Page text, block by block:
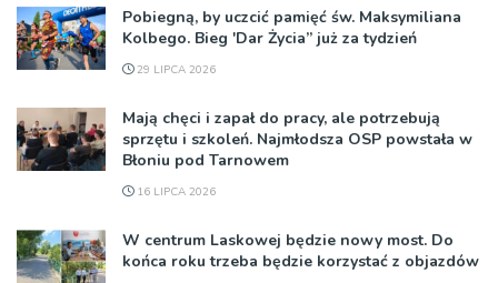
Pobiegną, by uczcić pamięć św. Maksymiliana
Kolbego. Bieg 'Dar Życia” już za tydzień
29 LIPCA 2026
Mają chęci i zapał do pracy, ale potrzebują
sprzętu i szkoleń. Najmłodsza OSP powstała w
Błoniu pod Tarnowem
16 LIPCA 2026
W centrum Laskowej będzie nowy most. Do
końca roku trzeba będzie korzystać z objazdów